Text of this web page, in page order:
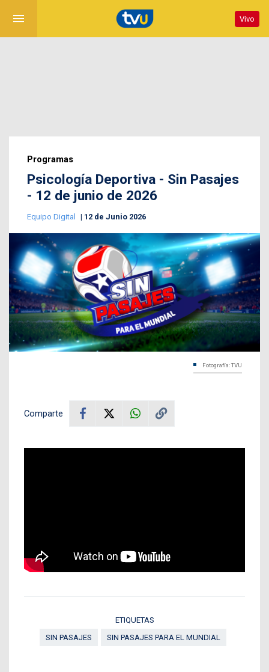
menu Vivo
Programas
Psicología Deportiva - Sin Pasajes
- 12 de junio de 2026
Equipo Digital 12 de Junio 2026
Fotografía: TVU
Comparte
ETIQUETAS
SIN PASAJES
SIN PASAJES PARA EL MUNDIAL